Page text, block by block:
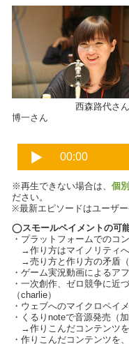
西森路
博一さん
※再生できない場合は、 個
ださい。
※最新エピソードはユーザ
◯スモールペイメントの可
・プラットフォームでのコ
→作り方はマイノリティへ
→売り方と作り方の矛盾
・ゲーム実況動画によるア
・一次創作、ゼロ競争に近
（charlie）
・ウェブへのマイクロペイ
・くるりnoteで音源発売（
→作りこんだコンテンツを
・作りこんだコンテンツを